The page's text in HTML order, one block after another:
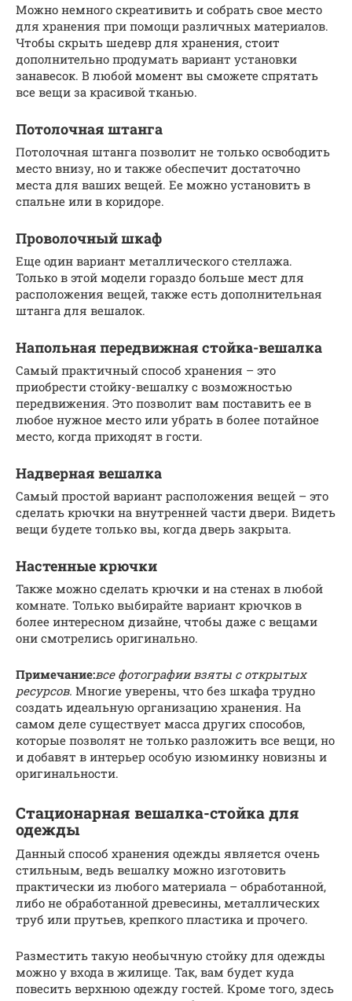
Можно немного скреативить и собрать свое место
для хранения при помощи различных материалов.
Чтобы скрыть шедевр для хранения, стоит
дополнительно продумать вариант установки
занавесок. В любой момент вы сможете спрятать
все вещи за красивой тканью.
Потолочная штанга
Потолочная штанга позволит не только освободить
место внизу, но и также обеспечит достаточно
места для ваших вещей. Ее можно установить в
спальне или в коридоре.
Проволочный шкаф
Еще один вариант металлического стеллажа.
Только в этой модели гораздо больше мест для
расположения вещей, также есть дополнительная
штанга для вешалок.
Напольная передвижная стойка-вешалка
Самый практичный способ хранения – это
приобрести стойку-вешалку с возможностью
передвижения. Это позволит вам поставить ее в
любое нужное место или убрать в более потайное
место, когда приходят в гости.
Надверная вешалка
Самый простой вариант расположения вещей – это
сделать крючки на внутренней части двери. Видеть
вещи будете только вы, когда дверь закрыта.
Настенные крючки
Также можно сделать крючки и на стенах в любой
комнате. Только выбирайте вариант крючков в
более интересном дизайне, чтобы даже с вещами
они смотрелись оригинально.
Примечание:все фотографии взяты с открытых
ресурсов. Многие уверены, что без шкафа трудно
создать идеальную организацию хранения. На
самом деле существует масса других способов,
которые позволят не только разложить все вещи, но
и добавят в интерьер особую изюминку новизны и
оригинальности.
Стационарная вешалка-стойка для
одежды
Данный способ хранения одежды является очень
стильным, ведь вешалку можно изготовить
практически из любого материала – обработанной,
либо не обработанной древесины, металлических
труб или прутьев, крепкого пластика и прочего.
Разместить такую необычную стойку для одежды
можно у входа в жилище. Так, вам будет куда
повесить верхнюю одежду гостей. Кроме того, здесь